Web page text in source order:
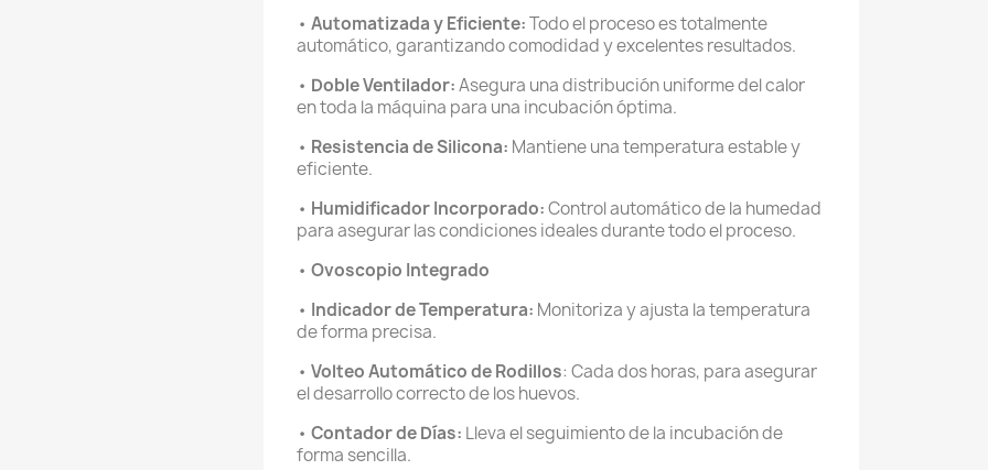
• Automatizada y Eficiente:Todo el proceso es totalmente
automático, garantizando comodidad y excelentes resultados.
• Doble Ventilador:Asegura una distribución uniforme del calor
en toda la máquina para una incubación óptima.
• Resistencia de Silicona: Mantiene una temperatura estable y
eficiente.
• Humidificador Incorporado:Control automático de la humedad
para asegurar las condiciones ideales durante todo el proceso.
• Ovoscopio Integrado
• Indicador de Temperatura: Monitoriza y ajusta la temperatura
de forma precisa.
• Volteo Automático de Rodillos: Cada dos horas, para asegurar
el desarrollo correcto de los huevos.
• Contador de Días: Lleva el seguimiento de la incubación de
forma sencilla.